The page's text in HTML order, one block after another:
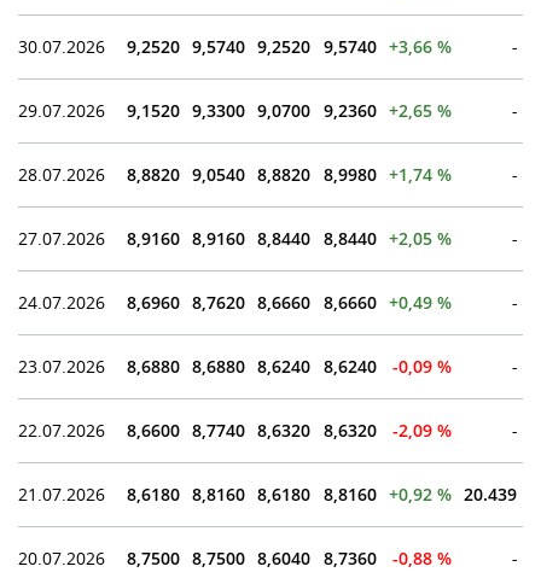
30.07.2026 9,2520 9,5740 9,2520 9,5740 +3,66 % -
29.07.2026 9,1520 9,3300 9,0700 9,2360 +2,65 % -
28.07.2026 8,8820 9,0540 8,8820 8,9980 +1,74 % -
27.07.2026 8,9160 8,9160 8,8440 8,8440 +2,05 % -
24.07.2026 8,6960 8,7620 8,6660 8,6660 +0,49 % -
23.07.2026 8,6880 8,6880 8,6240 8,6240 -0,09 % -
22.07.2026 8,6600 8,7740 8,6320 8,6320 -2,09 % -
21.07.2026 8,6180 8,8160 8,6180 8,8160 +0,92 % 20.439
20.07.2026 8,7500 8,7500 8,6040 8,7360 -0,88 % -